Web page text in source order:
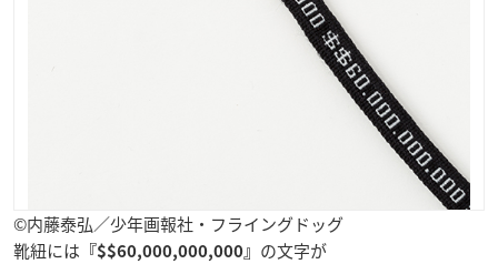
©内藤泰弘／少年画報社・フライングドッグ
靴紐には 『$$60,000,000,000』 の文字が